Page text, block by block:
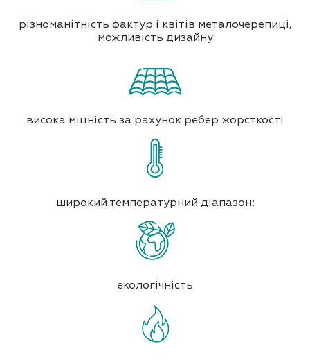
різноманітність фактур і квітів металочерепиці,
можливість дизайну
висока міцність за рахунок ребер жорсткості
широкий температурний діапазон;
екологічність